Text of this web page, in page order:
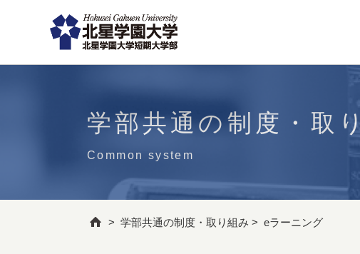
学部共通の制度・取
Common system
> 学部共通の制度・取り組み > eラーニング